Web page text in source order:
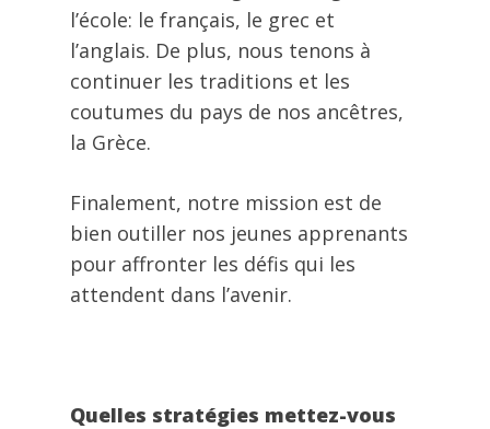
l’école: le français, le grec et
l’anglais. De plus, nous tenons à
continuer les traditions et les
coutumes du pays de nos ancêtres,
la Grèce.
Finalement, notre mission est de
bien outiller nos jeunes apprenants
pour affronter les défis qui les
attendent dans l’avenir.
Quelles stratégies mettez-vous